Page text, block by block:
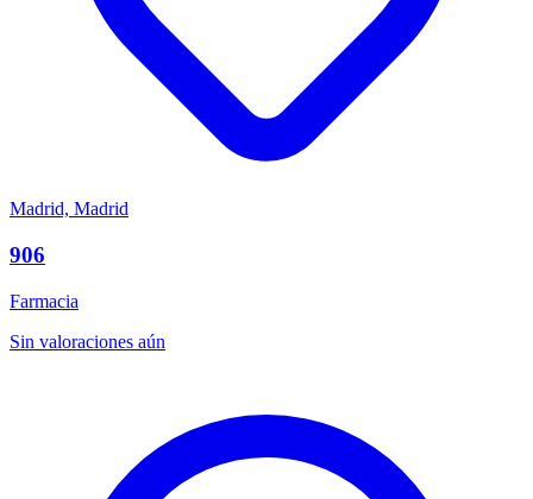
Madrid, Madrid
906
Farmacia
Sin valoraciones aún